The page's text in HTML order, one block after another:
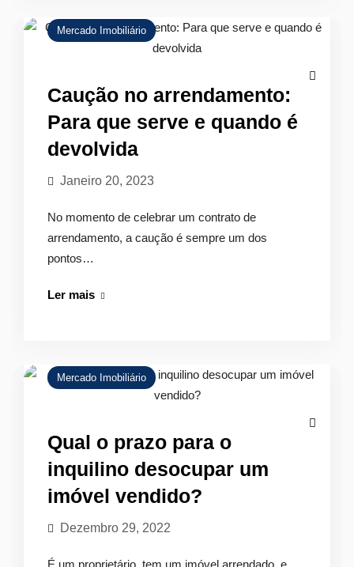
que
candidatar
Mercado Imobiliário
Caução no arrendamento:
Para que serve e quando é
devolvida
Janeiro 20, 2023
No momento de celebrar um contrato de
arrendamento, a caução é sempre um dos
pontos…
Ler maisCaução
que
quando
devolvida
Mercado Imobiliário
Qual o prazo para o
inquilino desocupar um
imóvel vendido?
Dezembro 29, 2022
É um proprietário, tem um imóvel arrendado, e